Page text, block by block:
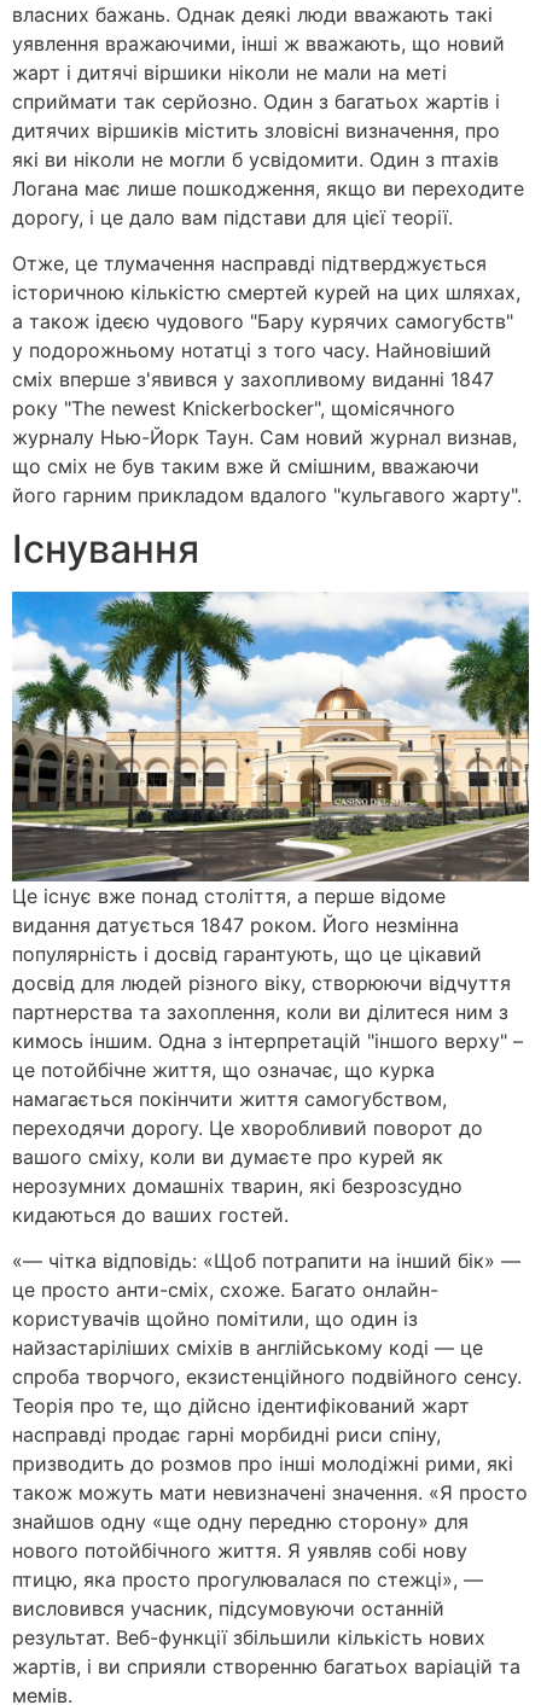
власних бажань. Однак деякі люди вважають такі
уявлення вражаючими, інші ж вважають, що новий
жарт і дитячі віршики ніколи не мали на меті
сприймати так серйозно. Один з багатьох жартів і
дитячих віршиків містить зловісні визначення, про
які ви ніколи не могли б усвідомити. Один з птахів
Логана має лише пошкодження, якщо ви переходите
дорогу, і це дало вам підстави для цієї теорії.
Отже, це тлумачення насправді підтверджується
історичною кількістю смертей курей на цих шляхах,
а також ідеєю чудового "Бару курячих самогубств"
у подорожньому нотатці з того часу. Найновіший
сміх вперше з'явився у захопливому виданні 1847
року "The newest Knickerbocker", щомісячного
журналу Нью-Йорк Таун. Сам новий журнал визнав,
що сміх не був таким вже й смішним, вважаючи
його гарним прикладом вдалого "кульгавого жарту".
Існування
Це існує вже понад століття, а перше відоме
видання датується 1847 роком. Його незмінна
популярність і досвід гарантують, що це цікавий
досвід для людей різного віку, створюючи відчуття
партнерства та захоплення, коли ви ділитеся ним з
кимось іншим. Одна з інтерпретацій "іншого верху" –
це потойбічне життя, що означає, що курка
намагається покінчити життя самогубством,
переходячи дорогу. Це хворобливий поворот до
вашого сміху, коли ви думаєте про курей як
нерозумних домашніх тварин, які безрозсудно
кидаються до ваших гостей.
«— чітка відповідь: «Щоб потрапити на інший бік» —
це просто анти-сміх, схоже. Багато онлайн-
користувачів щойно помітили, що один із
найзастаріліших сміхів в англійському коді — це
спроба творчого, екзистенційного подвійного сенсу.
Теорія про те, що дійсно ідентифікований жарт
насправді продає гарні морбидні риси спіну,
призводить до розмов про інші молодіжні рими, які
також можуть мати невизначені значення. «Я просто
знайшов одну «ще одну передню сторону» для
нового потойбічного життя. Я уявляв собі нову
птицю, яка просто прогулювалася по стежці», —
висловився учасник, підсумовуючи останній
результат. Веб-функції збільшили кількість нових
жартів, і ви сприяли створенню багатьох варіацій та
мемів.